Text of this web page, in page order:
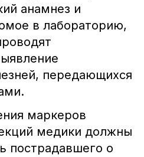
анамнез и
в лабораторию,
передающихся
маркеров
медики должны
пострадавшего о